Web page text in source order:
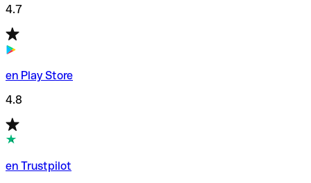
4.7
en Play Store
4.8
en Trustpilot